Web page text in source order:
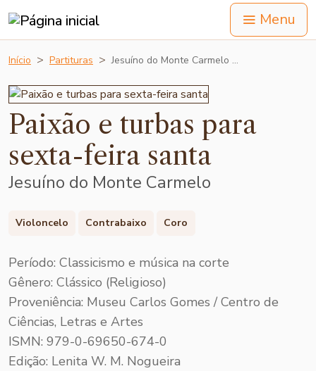
Menu
Início Partituras Jesuíno do Monte Carmelo …
Paixão e turbas para
sexta-feira santa
Jesuíno do Monte Carmelo
Violoncelo Contrabaixo Coro
Período: Classicismo e música na corte
Gênero: Clássico (Religioso)
Proveniência: Museu Carlos Gomes / Centro de
Ciências, Letras e Artes
ISMN: 979-0-69650-674-0
Edição: Lenita W. M. Nogueira